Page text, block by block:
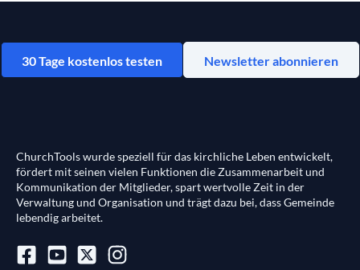
30 Tage kostenlos testen Newsletter abonnieren
ChurchTools wurde speziell für das kirchliche Leben entwickelt,
fördert mit seinen vielen Funktionen die Zusammenarbeit und
Kommunikation der Mitglieder, spart wertvolle Zeit in der
Verwaltung und Organisation und trägt dazu bei, dass Gemeinde
lebendig arbeitet.